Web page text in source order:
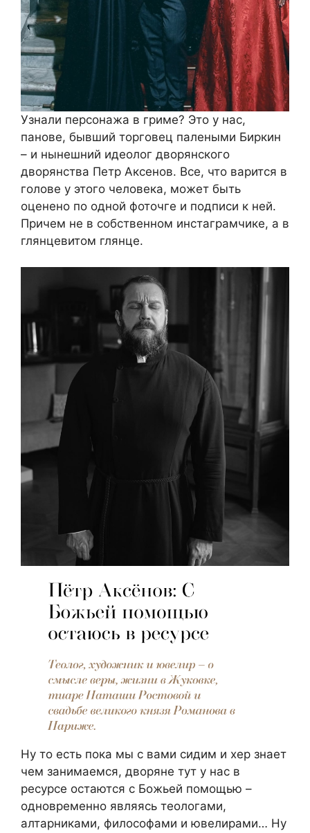
Узнали персонажа в гриме? Это у нас,
панове, бывший торговец палеными Биркин
– и нынешний идеолог дворянского
дворянства Петр Аксенов. Все, что варится в
голове у этого человека, может быть
оценено по одной фоточге и подписи к ней.
Причем не в собственном инстаграмчике, а в
глянцевитом глянце.
Ну то есть пока мы с вами сидим и хер знает
чем занимаемся, дворяне тут у нас в
ресурсе остаются с Божьей помощью –
одновременно являясь теологами,
алтарниками, философами и ювелирами… Ну